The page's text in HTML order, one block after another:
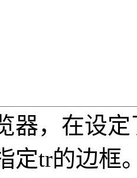
器，在设定
定tr的边框